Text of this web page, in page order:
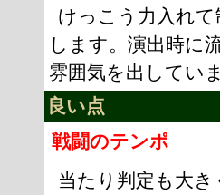
けっこう力入れ
します。演出時に
雰囲気を出していま
良い点
戦闘のテンポ
当たり判定も大